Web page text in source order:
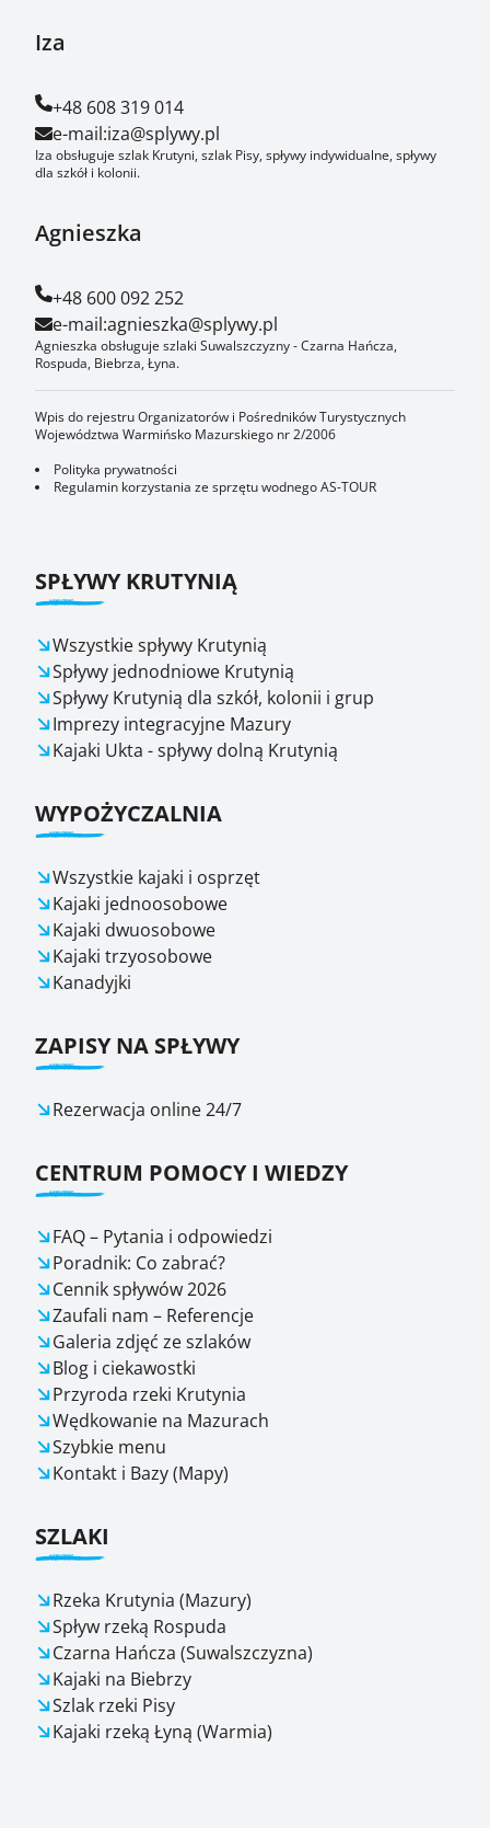
Iza
+48 608 319 014
e-mail:iza@splywy.pl
Iza obsługuje szlak Krutyni, szlak Pisy, spływy indywidualne, spływy
dla szkół i kolonii.
Agnieszka
+48 600 092 252
e-mail:agnieszka@splywy.pl
Agnieszka obsługuje szlaki Suwalszczyzny - Czarna Hańcza,
Rospuda, Biebrza, Łyna.
Wpis do rejestru Organizatorów i Pośredników Turystycznych
Województwa Warmińsko Mazurskiego nr 2/2006
Polityka prywatności
Regulamin korzystania ze sprzętu wodnego AS-TOUR
SPŁYWY KRUTYNIĄ
Wszystkie spływy Krutynią
Spływy jednodniowe Krutynią
Spływy Krutynią dla szkół, kolonii i grup
Imprezy integracyjne Mazury
Kajaki Ukta - spływy dolną Krutynią
WYPOŻYCZALNIA
Wszystkie kajaki i osprzęt
Kajaki jednoosobowe
Kajaki dwuosobowe
Kajaki trzyosobowe
Kanadyjki
ZAPISY NA SPŁYWY
Rezerwacja online 24/7
CENTRUM POMOCY I WIEDZY
FAQ – Pytania i odpowiedzi
Poradnik: Co zabrać?
Cennik spływów 2026
Zaufali nam – Referencje
Galeria zdjęć ze szlaków
Blog i ciekawostki
Przyroda rzeki Krutynia
Wędkowanie na Mazurach
Szybkie menu
Kontakt i Bazy (Mapy)
SZLAKI
Rzeka Krutynia (Mazury)
Spływ rzeką Rospuda
Czarna Hańcza (Suwalszczyzna)
Kajaki na Biebrzy
Szlak rzeki Pisy
Kajaki rzeką Łyną (Warmia)